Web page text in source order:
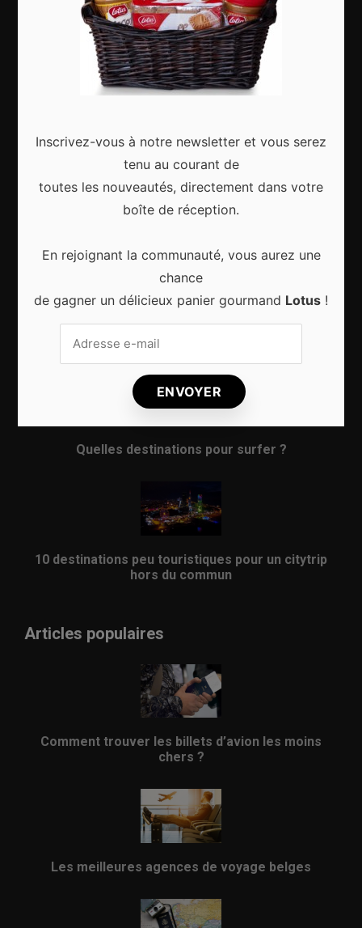
Articles récents
8 choses qui vous arrivent en prenant l’avion
Quelles destinations pour surfer ?
10 destinations peu touristiques pour un citytrip
hors du commun
Articles populaires
Comment trouver les billets d’avion les moins
chers ?
Les meilleures agences de voyage belges
Inscrivez-vous à notre newsletter et vous serez
tenu au courant de
toutes les nouveautés, directement dans votre
boîte de réception.
En rejoignant la communauté, vous aurez une
chance
de gagner un délicieux panier gourmand Lotus !